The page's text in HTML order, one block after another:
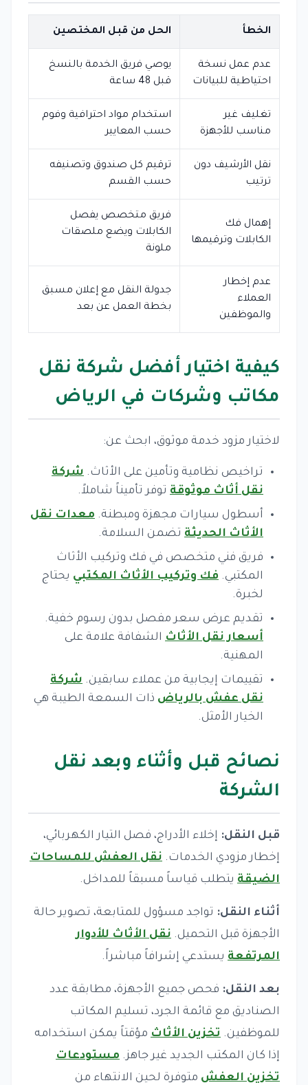
الخطأ الحل من قبل المختصين
عدم عمل نسخة
احتياطية للبيانات
يوصي فريق الخدمة بالنسخ
قبل 48 ساعة
تغليف غير
مناسب للأجهزة
استخدام مواد احترافية وفوم
حسب المعايير
نقل الأرشيف دون
ترتيب
ترقيم كل صندوق وتصنيفه
حسب القسم
إهمال فك
الكابلات وترقيمها
فريق متخصص يفصل
الكابلات ويضع ملصقات
ملونة
عدم إخطار
العملاء
والموظفين
جدولة النقل مع إعلان مسبق
بخطة العمل عن بعد
كيفية اختيار أفضل شركة نقل
مكاتب وشركات في الرياض
لاختيار مزود خدمة موثوق، ابحث عن:
تراخيص نظامية وتأمين على الأثاث. شركة
نقل أثاث موثوقة توفر تأميناً شاملاً.
أسطول سيارات مجهزة ومبطنة. معدات نقل
الأثاث الحديثة تضمن السلامة.
فريق فني متخصص في فك وتركيب الأثاث
المكتبي. فك وتركيب الأثاث المكتبي يحتاج
لخبرة.
تقديم عرض سعر مفصل بدون رسوم خفية.
أسعار نقل الأثاث الشفافة علامة على
المهنية.
تقييمات إيجابية من عملاء سابقين. شركة
نقل عفش بالرياض ذات السمعة الطيبة هي
الخيار الأمثل.
نصائح قبل وأثناء وبعد نقل
الشركة
قبل النقل: إخلاء الأدراج، فصل التيار الكهربائي،
إخطار مزودي الخدمات. نقل العفش للمساحات
الضيقة يتطلب قياساً مسبقاً للمداخل.
أثناء النقل: تواجد مسؤول للمتابعة، تصوير حالة
الأجهزة قبل التحميل. نقل الأثاث للأدوار
المرتفعة يستدعي إشرافاً مباشراً.
بعد النقل: فحص جميع الأجهزة، مطابقة عدد
الصناديق مع قائمة الجرد، تسليم المكاتب
للموظفين. تخزين الأثاث مؤقتاً يمكن استخدامه
إذا كان المكتب الجديد غير جاهز. مستودعات
تخزين العفش متوفرة لحين الانتهاء من